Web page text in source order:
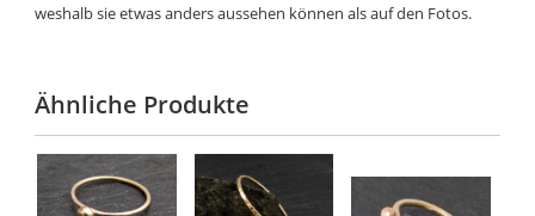
weshalb sie etwas anders aussehen können als auf den Fotos.
Ähnliche Produkte